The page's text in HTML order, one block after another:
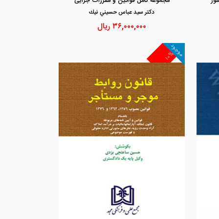
دكتر سيد عباس حسيني نيك
۳۶,۰۰۰,۰۰۰ریال
۱۰%
موجود